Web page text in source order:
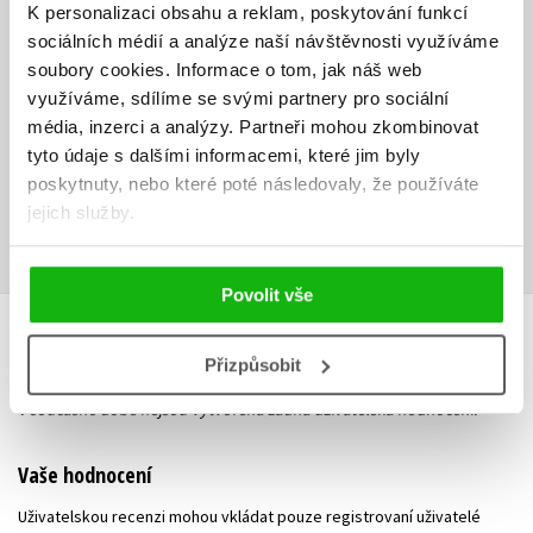
K personalizaci obsahu a reklam, poskytování funkcí
sociálních médií a analýze naší návštěvnosti využíváme
soubory cookies. Informace o tom, jak náš web
využíváme, sdílíme se svými partnery pro sociální
média, inzerci a analýzy. Partneři mohou zkombinovat
tyto údaje s dalšími informacemi, které jim byly
poskytnuty, nebo které poté následovaly, že používáte
jejich služby.
Povolit vše
Přizpůsobit
Martin Žemlička publikuje o informačních technologiích už více než 10
let. Psal například pro časopisy Softwarové noviny, Reflex nebo PC
World. Je také autorem knih E-mail, chat, sms a bestselleru Total
Commander.
Ke stažení
PDF Obsah.pdf
HODNOCENÍ ČTENÁŘŮ
V současné době nejsou vytvořena žádná uživatelská hodnocení.
Vaše hodnocení
Uživatelskou recenzi mohou vkládat pouze registrovaní uživatelé